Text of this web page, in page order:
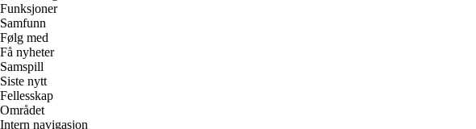
Funksjoner
Samfunn
Følg med
Få nyheter
Samspill
Siste nytt
Fellesskap
Området
Intern navigasjon